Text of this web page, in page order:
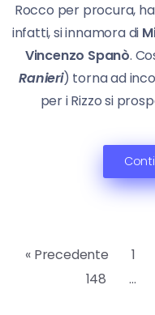
Rocco per procura,
infatti, si innamora di
Vincenzo Spanò.
Ranieri) torna ad
per i Rizzo si
« Precedente 1
148
…